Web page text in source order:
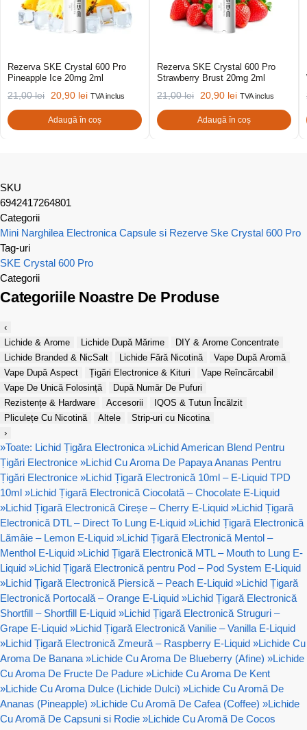
Rezerva SKE Crystal 600 Pro
Pineapple Ice 20mg 2ml
21,00lei 20,90 lei TVA inclus
Adaugă în coș
Rezerva SKE Crystal 600 Pro
Strawberry Brust 20mg 2ml
21,00lei 20,90 lei TVA inclus
Adaugă în coș
SKU
6942417264801
Categorii
Mini Narghilea Electronica Capsule si Rezerve Ske Crystal 600 Pro
Tag-uri
SKE Crystal 600 Pro
Categorii
Categoriile Noastre De Produse
‹
Lichide & Arome
Lichide După Mărime
DIY & Arome Concentrate
Lichide Branded & NicSalt
Lichide Fără Nicotină
Vape După Aromă
Vape După Aspect
Țigări Electronice & Kituri
Vape Reîncărcabil
Vape De Unică Folosință
După Număr De Pufuri
Rezistențe & Hardware
Accesorii
IQOS & Tutun Încălzit
Pliculețe Cu Nicotină
Altele
Strip-uri cu Nicotina
›
»Toate: Lichid Țigăra Electronica »Lichid American Blend Pentru
Țigări Electronice »Lichid Cu Aroma De Papaya Ananas Pentru
Țigări Electronice »Lichid Țigară Electronică 10ml – E-Liquid TPD
10ml »Lichid Țigară Electronică Ciocolată – Chocolate E-Liquid
»Lichid Țigară Electronică Cireșe – Cherry E-Liquid »Lichid Țigară
Electronică DTL – Direct To Lung E-Liquid »Lichid Țigară Electronică
Lămâie – Lemon E-Liquid »Lichid Țigară Electronică Mentol –
Menthol E-Liquid »Lichid Țigară Electronică MTL – Mouth to Lung E-
Liquid »Lichid Țigară Electronică pentru Pod – Pod System E-Liquid
»Lichid Țigară Electronică Piersică – Peach E-Liquid »Lichid Țigară
Electronică Portocală – Orange E-Liquid »Lichid Țigară Electronică
Shortfill – Shortfill E-Liquid »Lichid Țigară Electronică Struguri –
Grape E-Liquid »Lichid Țigară Electronică Vanilie – Vanilla E-Liquid
»Lichid Țigară Electronică Zmeură – Raspberry E-Liquid »Lichide Cu
Aroma De Banana »Lichide Cu Aroma De Blueberry (Afine) »Lichide
Cu Aroma De Fructe De Padure »Lichide Cu Aroma De Kent
»Lichide Cu Aroma Dulce (Lichide Dulci) »Lichide Cu Aromă De
Ananas (Pineapple) »Lichide Cu Aromă De Cafea (Coffee) »Lichide
Cu Aromă De Capsuni si Rodie »Lichide Cu Aromă De Cocos